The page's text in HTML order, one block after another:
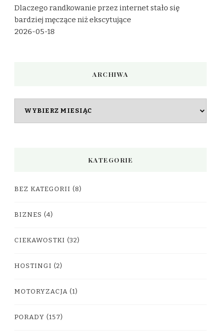
Dlaczego randkowanie przez internet stało się
bardziej męczące niż ekscytujące
2026-05-18
ARCHIWA
KATEGORIE
BEZ KATEGORII (8)
BIZNES (4)
CIEKAWOSTKI (32)
HOSTINGI (2)
MOTORYZACJA (1)
PORADY (157)